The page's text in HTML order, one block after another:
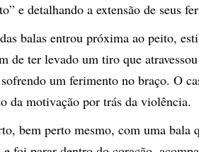
e detalhando a extensão de seus
balas entrou próxima ao peito,
de ter levado um tiro que
um ferimento no braço. O
da motivação por trás da violência.
bem perto mesmo, com uma bala